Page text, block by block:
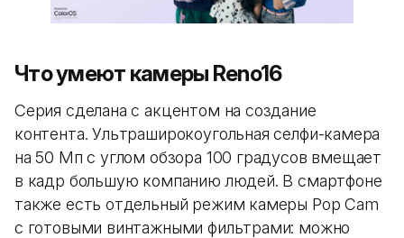
Что умеют камеры Reno16
Серия сделана с акцентом на создание
контента. Ультраширокоугольная селфи-камера
на 50 Мп с углом обзора 100 градусов вмещает
в кадр большую компанию людей. В смартфоне
также есть отдельный режим камеры Pop Cam
с готовыми винтажными фильтрами: можно